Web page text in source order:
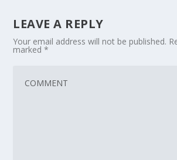
LEAVE A REPLY
Your email address will not be published.
marked*